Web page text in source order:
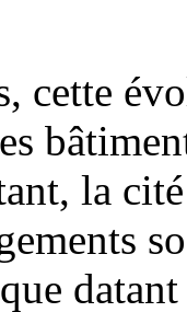
cette
la